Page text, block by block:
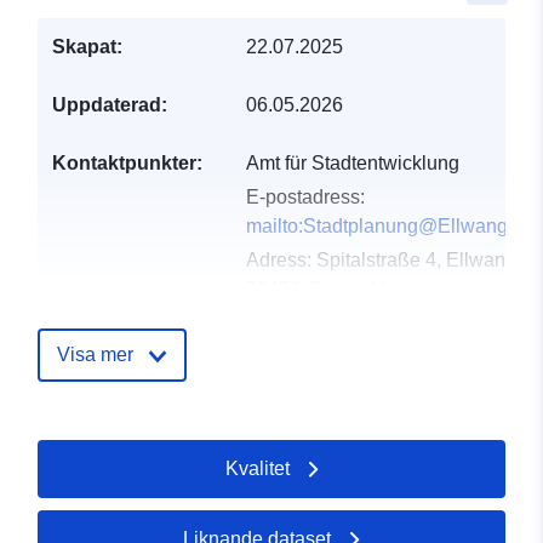
Skapat: 22.07.2025
Uppdaterad: 06.05.2026
Kontaktpunkter:
Amt für Stadtentwicklung
E-postadress:
Adress: Spitalstraße 4, Ellwangen,
January 2026
Uppdaterad på data.europa.eu:
01 August 2026
Visa mer
Kvalitet